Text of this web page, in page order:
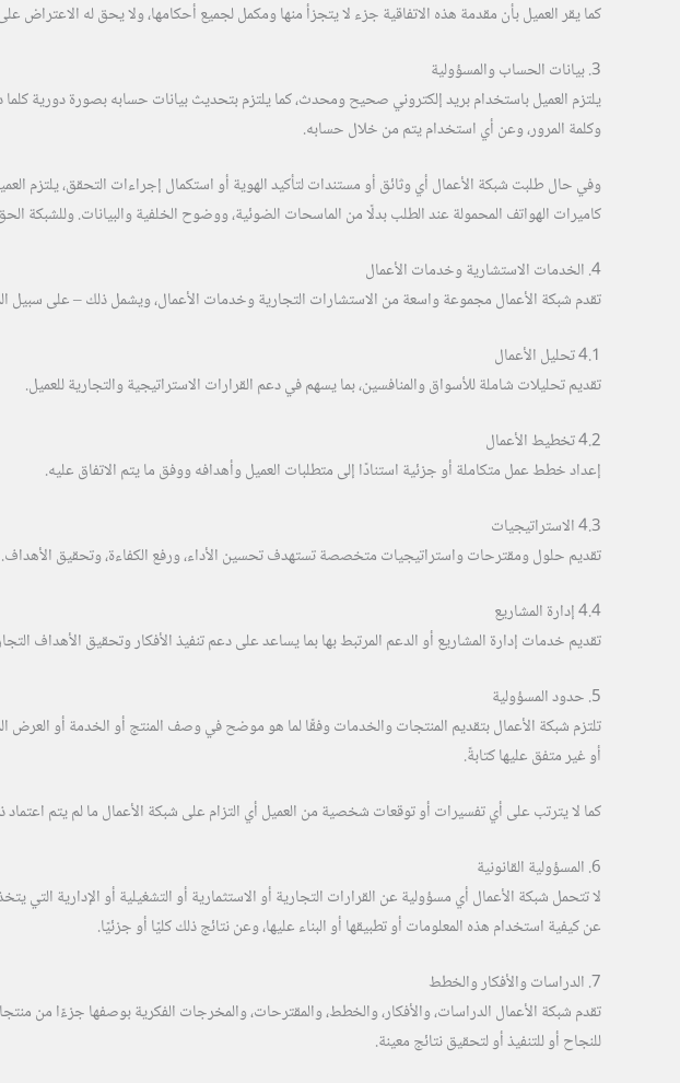
كما يقر العميل بأن مقدمة هذه الاتفاقية جزء لا يتجزأ منها ومكمل لجميع أحكامها، ولا يحق له
3. بيانات الحساب والمسؤولية
يلتزم العميل باستخدام بريد إلكتروني صحيح ومحدث، كما يلتزم بتحديث بيانات حسابه بصورة دورية
وكلمة المرور، وعن أي استخدام يتم من خلال حسابه.
وفي حال طلبت شبكة الأعمال أي وثائق أو مستندات لتأكيد الهوية أو استكمال إجراءات التحقق، يلتزم
كاميرات الهواتف المحمولة عند الطلب بدلًا من الماسحات الضوئية، ووضوح الخلفية والبيانات. وللشبكة
4. الخدمات الاستشارية وخدمات الأعمال
تقدم شبكة الأعمال مجموعة واسعة من الاستشارات التجارية وخدمات الأعمال، ويشمل ذلك – على سبيل
4.1 تحليل الأعمال
تقديم تحليلات شاملة للأسواق والمنافسين، بما يسهم في دعم القرارات الاستراتيجية والتجارية للعميل.
4.2 تخطيط الأعمال
إعداد خطط عمل متكاملة أو جزئية استنادًا إلى متطلبات العميل وأهدافه ووفق ما يتم الاتفاق عليه.
4.3 الاستراتيجيات
تقديم حلول ومقترحات واستراتيجيات متخصصة تستهدف تحسين الأداء، ورفع الكفاءة، وتحقيق الأهداف.
4.4 إدارة المشاريع
تقديم خدمات إدارة المشاريع أو الدعم المرتبط بها بما يساعد على دعم تنفيذ الأفكار وتحقيق الأهداف
5. حدود المسؤولية
تلتزم شبكة الأعمال بتقديم المنتجات والخدمات وفقًا لما هو موضح في وصف المنتج أو الخدمة أو
أو غير متفق عليها كتابةً.
كما لا يترتب على أي تفسيرات أو توقعات شخصية من العميل أي التزام على شبكة الأعمال ما لم يتم اعتماد
6. المسؤولية القانونية
لا تتحمل شبكة الأعمال أي مسؤولية عن القرارات التجارية أو الاستثمارية أو التشغيلية أو الإدارية
عن كيفية استخدام هذه المعلومات أو تطبيقها أو البناء عليها، وعن نتائج ذلك كليًا أو جزئيًا.
7. الدراسات والأفكار والخطط
تقدم شبكة الأعمال الدراسات، والأفكار، والخطط، والمقترحات، والمخرجات الفكرية بوصفها جزءًا من
للنجاح أو للتنفيذ أو لتحقيق نتائج معينة.